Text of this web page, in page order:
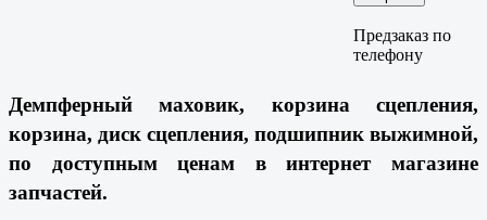
Предзаказ по
телефону
Демпферный маховик, корзина сцепления,
корзина, диск сцепления, подшипник выжимной,
по доступным ценам в интернет магазине
запчастей.